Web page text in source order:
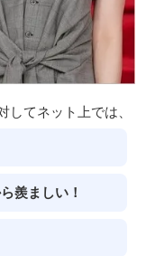
てネット上では、
羨ましい！